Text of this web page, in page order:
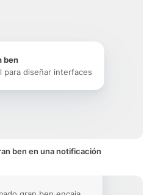
ben
para diseñar interfaces
ben en una notificación